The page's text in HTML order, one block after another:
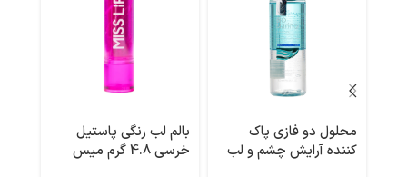
محلول دو فازی پاک
کننده آرایش چشم و لب
بالم لب رنگی پاستیل
خرسی 4.8 گرم میس